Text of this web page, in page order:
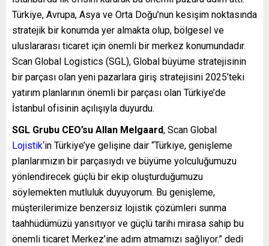
Türkiye, Avrupa, Asya ve Orta Doğu’nun kesişim noktasında
stratejik bir konumda yer almakta olup, bölgesel ve
uluslararası ticaret için önemli bir merkez konumundadır.
Scan Global Logistics (SGL), Global büyüme stratejisinin
bir parçası olan yeni pazarlara giriş stratejisini 2025’teki
yatırım planlarının önemli bir parçası olan Türkiye’de
İstanbul ofisinin açılışıyla duyurdu.
SGL Grubu CEO’su Allan Melgaard, Scan Global
Lojistik‘in Türkiye’ye gelişine dair “Türkiye, genişleme
planlarımızın bir parçasıydı ve büyüme yolculuğumuzu
yönlendirecek güçlü bir ekip oluşturduğumuzu
söylemekten mutluluk duyuyorum. Bu genişleme,
müşterilerimize benzersiz lojistik çözümleri sunma
taahhüdümüzü yansıtıyor ve güçlü tarihi mirasa sahip bu
önemli ticaret Merkez’ine adım atmamızı sağlıyor.” dedi